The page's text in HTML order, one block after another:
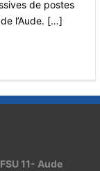
de postes
l’Aude. […]
FSU 11- Aude